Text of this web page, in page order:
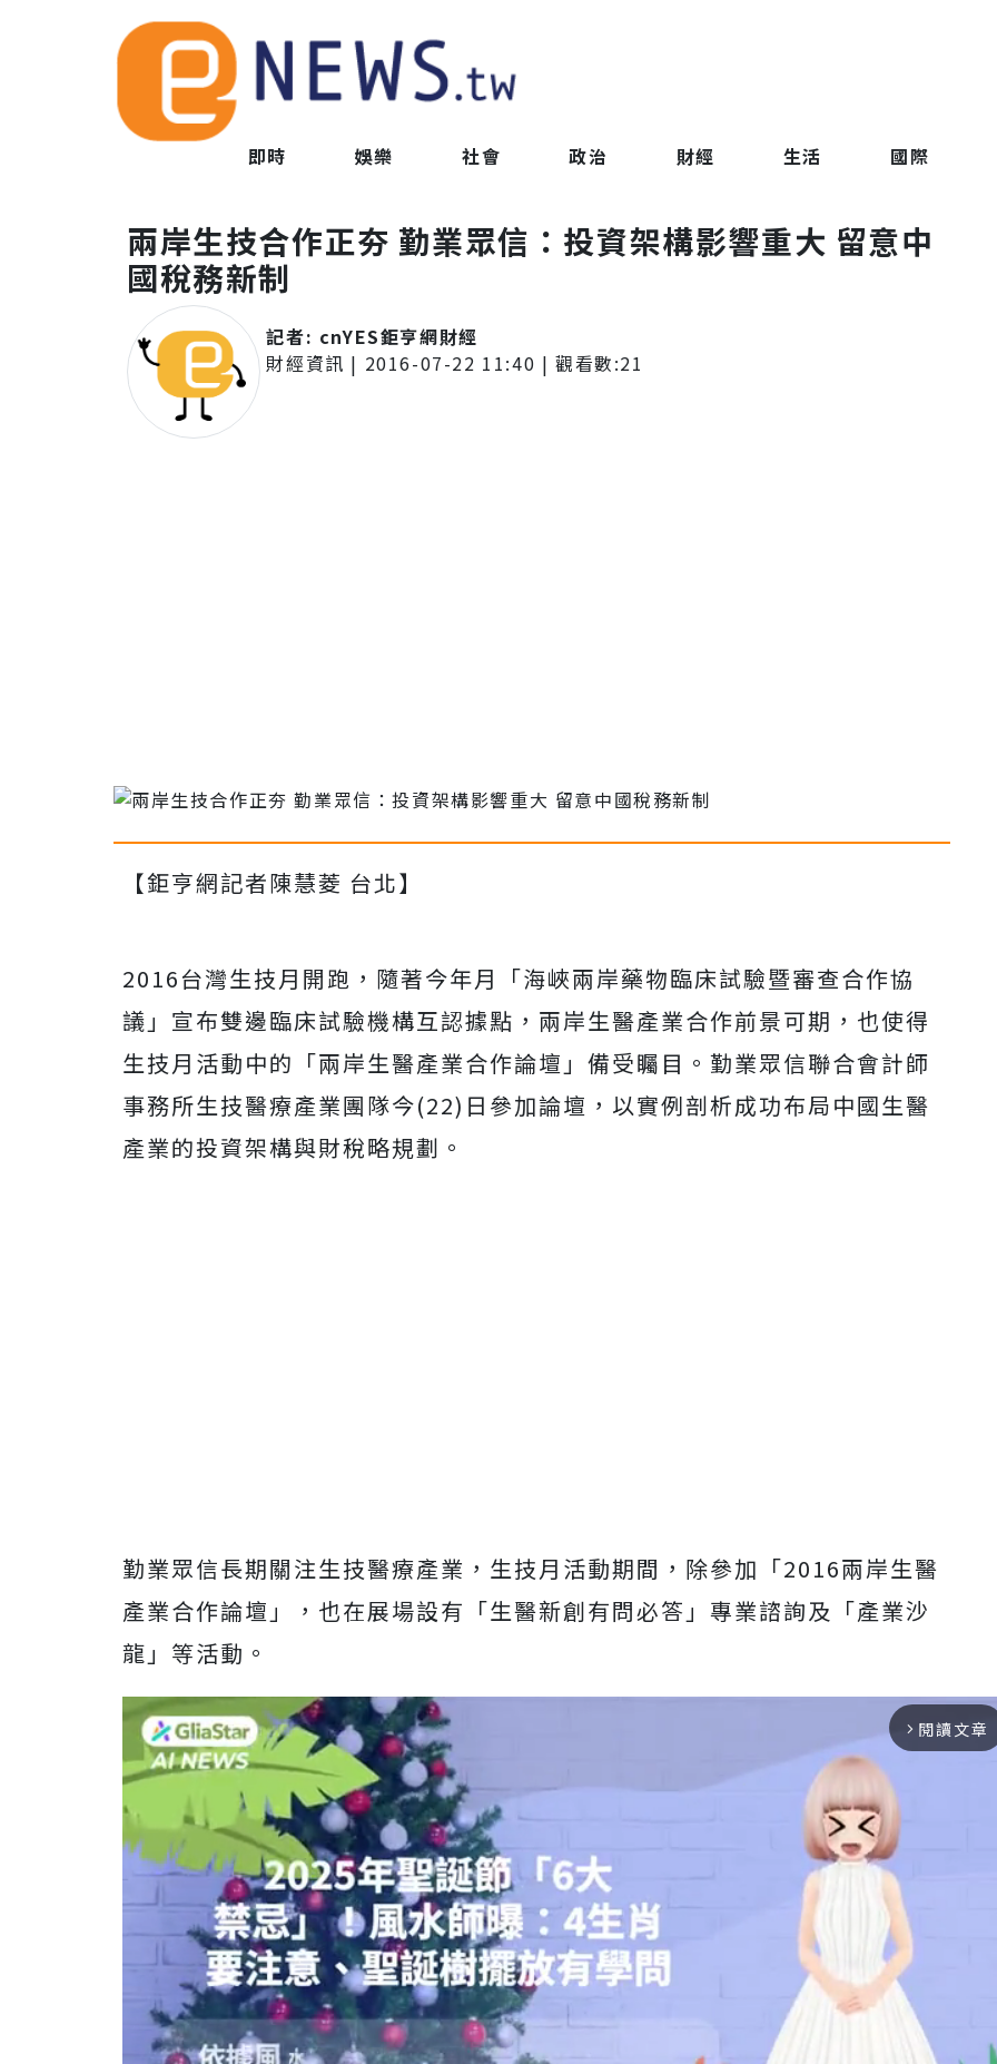
即時 娛樂 社會 政治 財經 生活 國際
兩岸生技合作正夯 勤業眾信：投資架構影響重大 留意中
國稅務新制
記者: cnYES鉅亨網財經
財經資訊 | 2016-07-22 11:40 | 觀看數:21
【鉅亨網記者陳慧菱 台北】
2016台灣生技月開跑，隨著今年月「海峽兩岸藥物臨床試驗暨審查合作協
議」宣布雙邊臨床試驗機構互認據點，兩岸生醫產業合作前景可期，也使得
生技月活動中的「兩岸生醫產業合作論壇」備受矚目。勤業眾信聯合會計師
事務所生技醫療產業團隊今(22)日參加論壇，以實例剖析成功布局中國生醫
產業的投資架構與財稅略規劃。
勤業眾信長期關注生技醫療產業，生技月活動期間，除參加「2016兩岸生醫
產業合作論壇」，也在展場設有「生醫新創有問必答」專業諮詢及「產業沙
龍」等活動。
arrow_forward_ios 閱讀文章